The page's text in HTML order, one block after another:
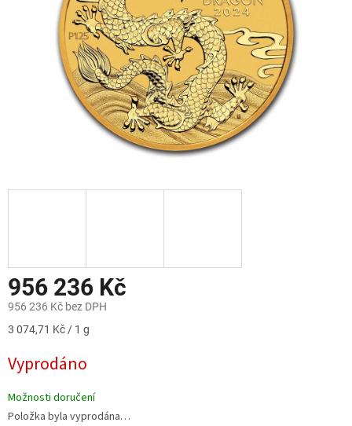
956 236 Kč
956 236 Kč bez DPH
Měrná
3 074,71 Kč / 1 g
Vyprodáno
Možnosti doručení
Položka byla vyprodána…